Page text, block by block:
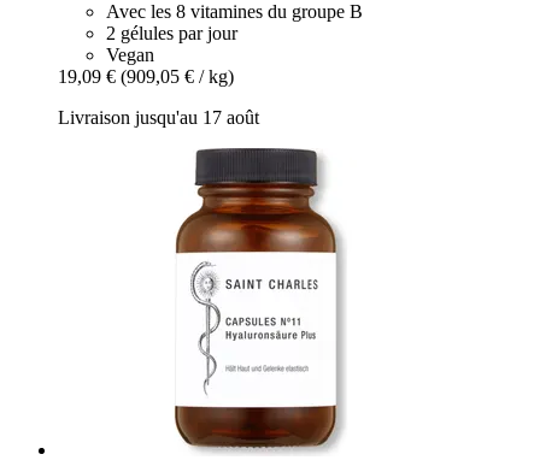
Avec les 8 vitamines du groupe B
2 gélules par jour
Vegan
19,09 € (909,05 € / kg)
Livraison jusqu'au 17 août